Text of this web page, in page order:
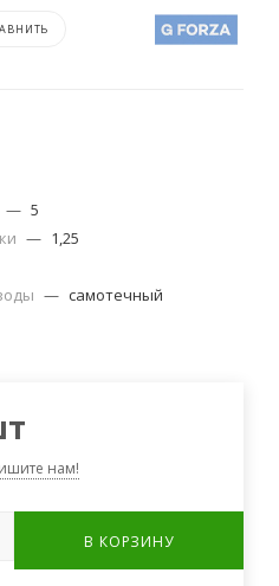
— 5
— 1,25
— самотечный
нам!
В КОРЗИНУ